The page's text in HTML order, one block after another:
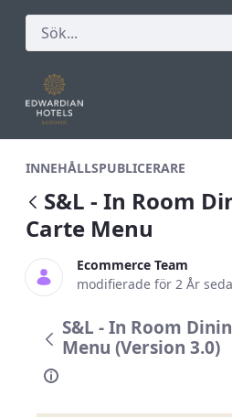
INNEHÅLLSPUBLICERARE
S&L - In Room
Carte Menu
Ecommerce Team
modifierade för 2 År
S&L - In Room
Menu (Version 3.0)